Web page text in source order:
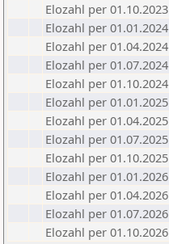
Elozahl per 01.10.2023
Elozahl per 01.01.2024
Elozahl per 01.04.2024
Elozahl per 01.07.2024
Elozahl per 01.10.2024
Elozahl per 01.01.2025
Elozahl per 01.04.2025
Elozahl per 01.07.2025
Elozahl per 01.10.2025
Elozahl per 01.01.2026
Elozahl per 01.04.2026
Elozahl per 01.07.2026
Elozahl per 01.10.2026